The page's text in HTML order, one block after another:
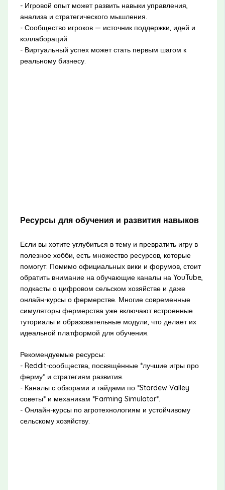
- Игровой опыт может развить навыки управления,
анализа и стратегического мышления.
- Сообщество игроков — источник поддержки, идей и
коллабораций.
- Виртуальный успех может стать первым шагом к
реальному бизнесу.
Ресурсы для обучения и развития навыков
Если вы хотите углубиться в тему и превратить игру в
полезное хобби, есть множество ресурсов, которые
помогут. Помимо официальных вики и форумов, стоит
обратить внимание на обучающие каналы на YouTube,
подкасты о цифровом сельском хозяйстве и даже
онлайн-курсы о фермерстве. Многие современные
симуляторы фермерства уже включают встроенные
туториалы и образовательные модули, что делает их
идеальной платформой для обучения.
Рекомендуемые ресурсы:
- Reddit-сообщества, посвящённые *лучшие игры про
ферму* и стратегиям развития.
- Каналы с обзорами и гайдами по *Stardew Valley
советы* и механикам *Farming Simulator*.
- Онлайн-курсы по агротехнологиям и устойчивому
сельскому хозяйству.